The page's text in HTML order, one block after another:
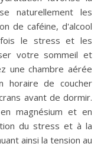
naturellement les
de caféine, d'alcool
le stress et les
votre sommeil et
une chambre aérée
horaire de coucher
avant de dormir.
magnésium et en
du stress et à la
ainsi la tension au